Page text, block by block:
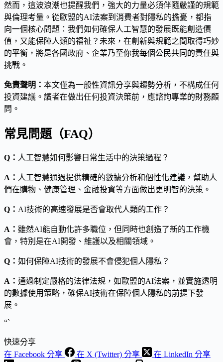
然而，這波浪潮也提醒我們，強大的力量必須伴隨嚴謹的規範
與倫理考量。從歐盟的AI法案到消費者對隱私的擔憂，都指
向一個核心問題：我們如何確保人工智慧的發展既能創造價
值，又能保障人類的福祉？未來，在創新與規範之間取得巧妙
的平衡，將是各國政府、企業乃至你我每個公民共同的責任與
挑戰。
免責聲明： 本文僅為一般性資訊分享與趨勢分析，不構成任何
投資建議。讀者在做出任何投資決策前，應諮詢專業的財務顧
問。
常見問題（FAQ）
Q： 人工智慧如何影響日常生活中的決策過程？
A： 人工智慧通過提供精確的數據分析和個性化建議，幫助人
們在購物、健康管理、金融投資等方面做出更明智的決策。
Q： AI技術的高速發展是否會取代人類的工作？
A： 雖然AI能自動化許多職位，但同時也創造了新的工作機
會，特別是在AI開發、維護以及相關領域。
Q： 如何保障AI技術的發展不會侵犯個人隱私？
A： 通過制定嚴格的法律法規，如歐盟的AI法案，並實施透明
的數據使用策略，確保AI技術在保障個人隱私的前提下發
展。
“`
快速分享
在 Facebook 分享
在 X (Twitter) 分享
在 LinkedIn 分享